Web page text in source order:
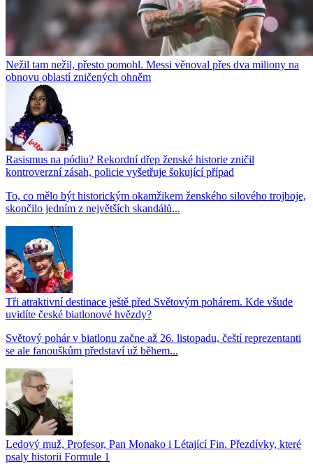
Nežil tam nežil, přesto pomohl. Messi věnoval přes dva miliony na
obnovu oblastí zničených ohněm
Rasismus na pódiu? Rekordní dřep ženské historie zničil
kontroverzní zásah, policie vyšetřuje šokující případ
To, co mělo být historickým okamžikem ženského silového trojboje,
skončilo jedním z největších skandálů...
Tři atraktivní destinace ještě před Světovým pohárem. Kde všude
uvidíte české biatlonové hvězdy?
Světový pohár v biatlonu začne až 26. listopadu, čeští reprezentanti
se ale fanouškům představí už během...
Ledový muž, Profesor, Pan Monako i Létající Fin. Přezdívky, které
psaly historii Formule 1